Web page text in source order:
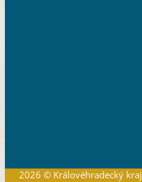
2026 © Královéhradecký kraj